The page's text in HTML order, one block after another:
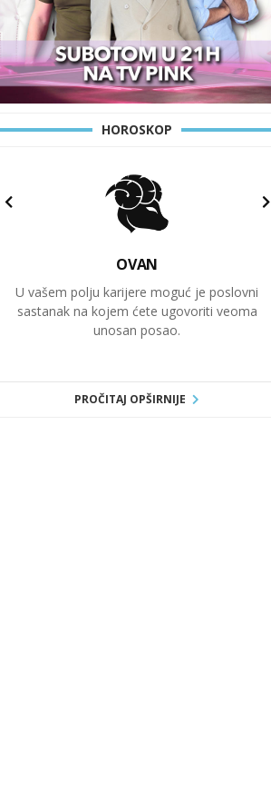
HOROSKOP
OVAN
U vašem polju karijere moguć je poslovni
sastanak na kojem ćete ugovoriti veoma
unosan posao.
PROČITAJ OPŠIRNIJE